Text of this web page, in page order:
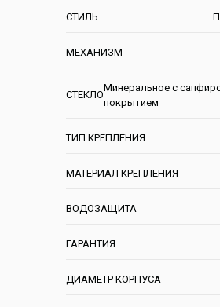
СТИЛЬ
МЕХАНИЗМ
СТЕКЛО
Минеральное с
покрытием
ТИП КРЕПЛЕНИЯ
МАТЕРИАЛ КРЕПЛЕНИЯ
ВОДОЗАЩИТА
ГАРАНТИЯ
ДИАМЕТР КОРПУСА